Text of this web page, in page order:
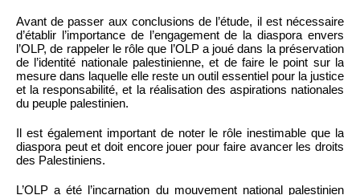
Avant de passer aux conclusions de l’étude, il est nécessaire
d’établir l’importance de l’engagement de la diaspora envers
l’OLP, de rappeler le rôle que l’OLP a joué dans la préservation
de l’identité nationale palestinienne, et de faire le point sur la
mesure dans laquelle elle reste un outil essentiel pour la justice
et la responsabilité, et la réalisation des aspirations nationales
du peuple palestinien.
Il est également important de noter le rôle inestimable que la
diaspora peut et doit encore jouer pour faire avancer les droits
des Palestiniens.
L’OLP a été l’incarnation du mouvement national palestinien